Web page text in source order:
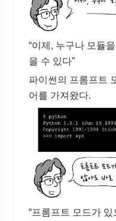
“이제, 누구나 모듈
을 수 있다”
파이썬의 프롬프트
어를 가져왔다.
“프롬프트 모드가